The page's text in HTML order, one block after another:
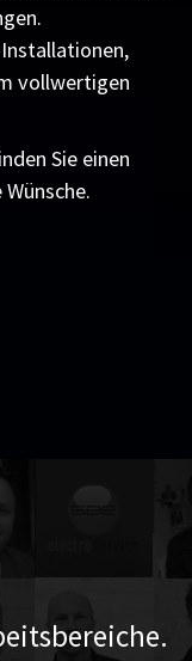
vollwertigen
Sie einen